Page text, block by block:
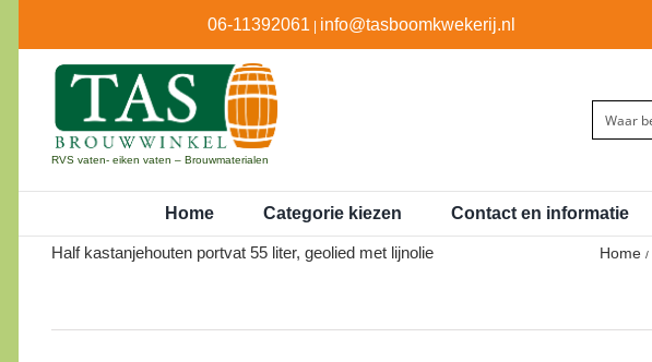
06-11392061 | info@tasboomkwekerij.nl
RVS vaten- eiken vaten – Brouwmaterialen
Home Categorie kiezen Contact en informatie
Half kastanjehouten portvat 55 liter, geolied met lijnolie Home